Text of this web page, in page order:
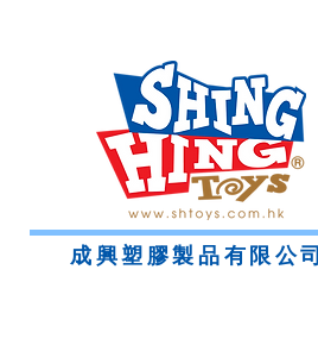
成興塑膠製品有限公司